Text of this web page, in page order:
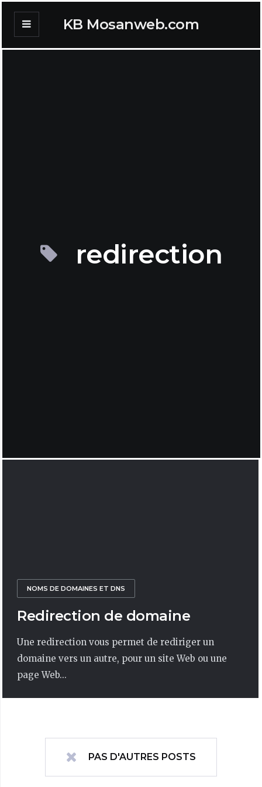
KB Mosanweb.com
redirection
NOMS DE DOMAINES ET DNS
Redirection de domaine
Une redirection vous permet de rediriger un
domaine vers un autre, pour un site Web ou une
page Web...
PAS D'AUTRES POSTS